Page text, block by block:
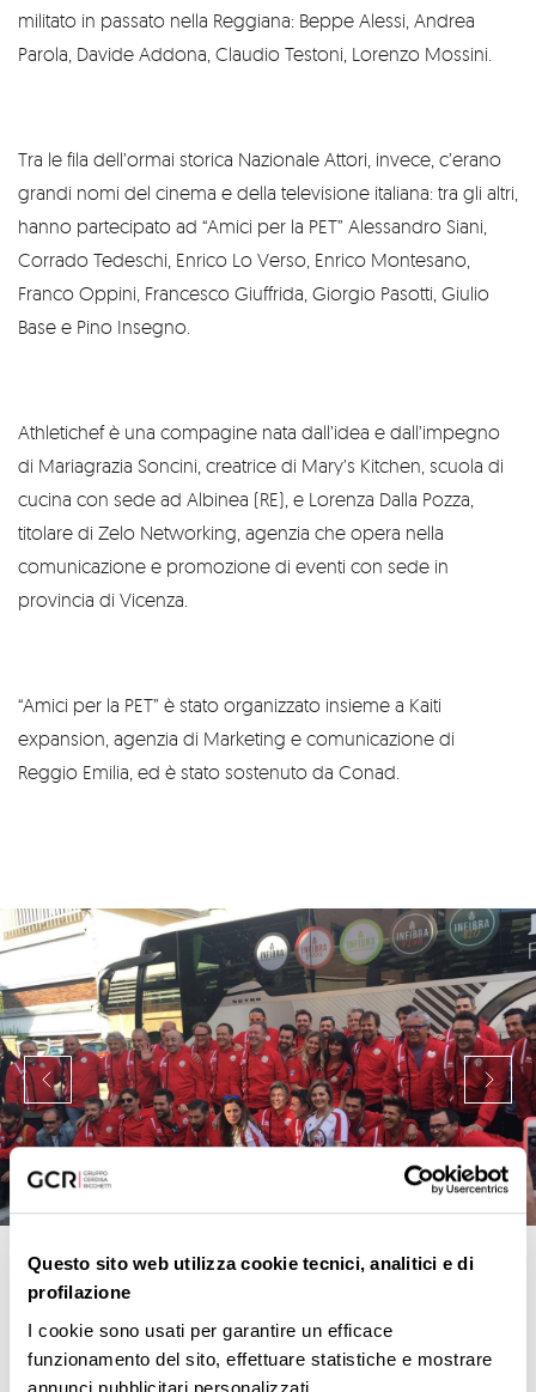
Questo sito web utilizza cookie tecnici, analitici e di
profilazione
I cookie sono usati per garantire un efficace
funzionamento del sito, effettuare statistiche e mostrare
annunci pubblicitari personalizzati.
militato in passato nella Reggiana: Beppe Alessi, Andrea
Parola, Davide Addona, Claudio Testoni, Lorenzo Mossini.
Tra le fila dell’ormai storica Nazionale Attori, invece, c’erano
grandi nomi del cinema e della televisione italiana: tra gli altri,
hanno partecipato ad “Amici per la PET” Alessandro Siani,
Corrado Tedeschi, Enrico Lo Verso, Enrico Montesano,
Franco Oppini, Francesco Giuffrida, Giorgio Pasotti, Giulio
Base e Pino Insegno.
Athletichef è una compagine nata dall’idea e dall’impegno
di Mariagrazia Soncini, creatrice di Mary’s Kitchen, scuola di
cucina con sede ad Albinea (RE), e Lorenza Dalla Pozza,
titolare di Zelo Networking, agenzia che opera nella
comunicazione e promozione di eventi con sede in
provincia di Vicenza.
“Amici per la PET” è stato organizzato insieme a Kaiti
expansion, agenzia di Marketing e comunicazione di
Reggio Emilia, ed è stato sostenuto da Conad.
È possibile seguire il team Athletichef e il percorso di